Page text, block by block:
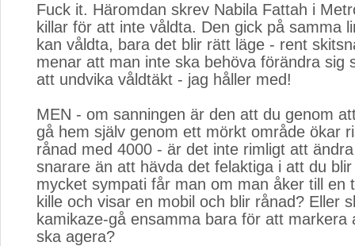
Fuck it. Häromdan skrev Nabila Fattah i
killar för att inte våldta. Den gick på samma
kan våldta, bara det blir rätt läge - rent
menar att man inte ska behöva förändra sig
att undvika våldtäkt - jag håller med!
MEN - om sanningen är den att du genom
gå hem själv genom ett mörkt område ökar
rånad med 4000 - är det inte rimligt att
snarare än att hävda det felaktiga i att du
mycket sympati får man om man åker till en
kille och visar en mobil och blir rånad? Eller
kamikaze-gå ensamma bara för att markera
ska agera?